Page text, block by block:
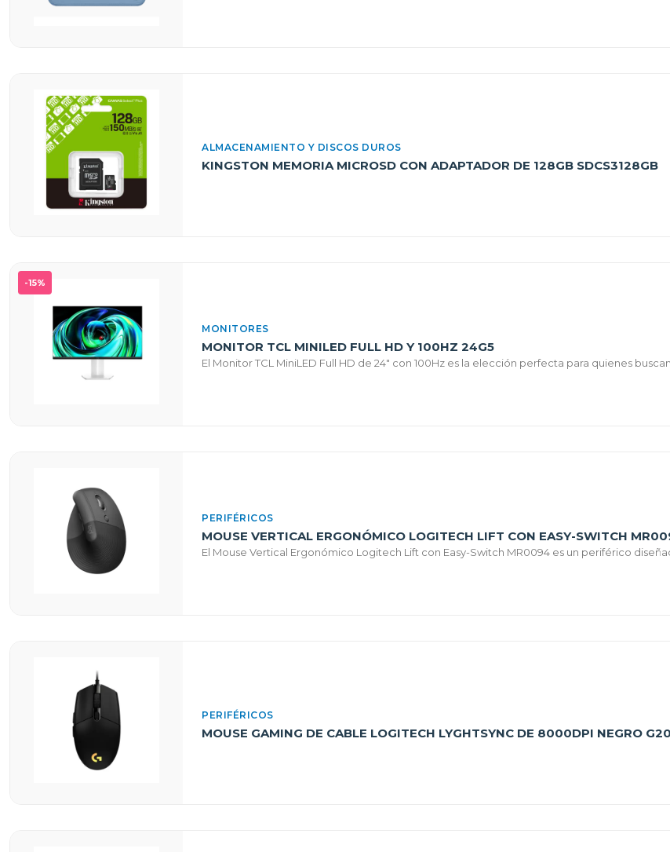
ALMACENAMIENTO Y DISCOS DUROS
KINGSTON MEMORIA MICROSD CON ADAPTADOR DE 128GB SDCS3128GB
-15%
MONITORES
MONITOR TCL MINILED FULL HD Y 100HZ 24G5
El Monitor TCL MiniLED Full HD de 24" con 100Hz es la elección perfecta para quienes
PERIFÉRICOS
MOUSE VERTICAL ERGONÓMICO LOGITECH LIFT CON EASY-SWITCH
El Mouse Vertical Ergonómico Logitech Lift con Easy-Switch MR0094 es un periférico
PERIFÉRICOS
MOUSE GAMING DE CABLE LOGITECH LYGHTSYNC DE 8000DPI NEGRO